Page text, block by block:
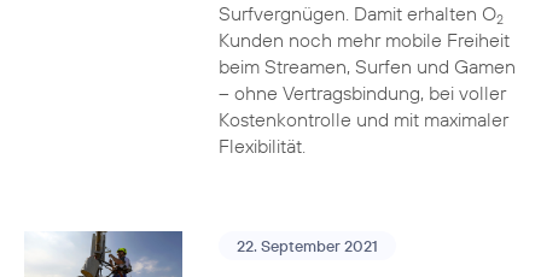
Surfvergnügen. Damit erhalten O2
Kunden noch mehr mobile Freiheit
beim Streamen, Surfen und Gamen
– ohne Vertragsbindung, bei voller
Kostenkontrolle und mit maximaler
Flexibilität.
22. September 2021